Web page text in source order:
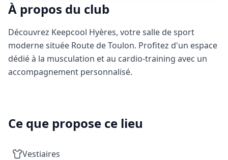
À propos du club
Découvrez Keepcool Hyères, votre salle de sport
moderne située Route de Toulon. Profitez d'un espace
dédié à la musculation et au cardio-training avec un
accompagnement personnalisé.
Ce que propose ce lieu
Vestiaires